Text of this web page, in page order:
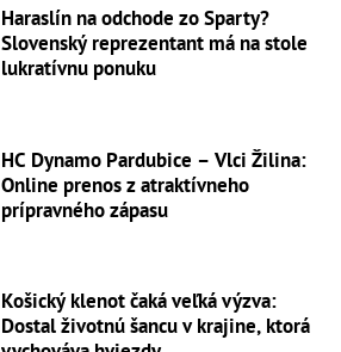
Haraslín na odchode zo Sparty?
Slovenský reprezentant má na stole
lukratívnu ponuku
HC Dynamo Pardubice – Vlci Žilina:
Online prenos z atraktívneho
prípravného zápasu
Košický klenot čaká veľká výzva:
Dostal životnú šancu v krajine, ktorá